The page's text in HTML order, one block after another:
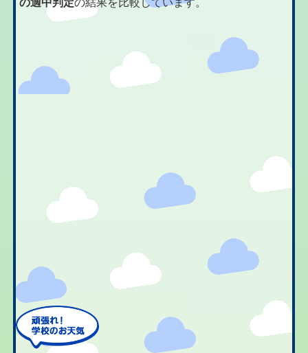
の適中判定の結果を比較しています。